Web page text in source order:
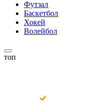
Футзал
Баскетбол
Хокей
Волейбол
топ